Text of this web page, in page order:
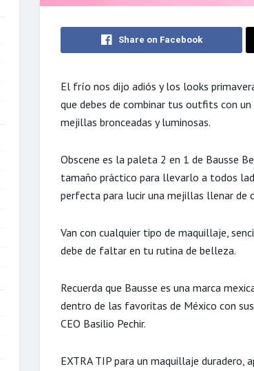
Share on Facebook
El frío nos dijo adiós y los looks
que debes de combinar tus outfits con un
mejillas bronceadas y luminosas.
Obscene es la paleta 2 en 1 de Bausse
tamaño práctico para llevarlo a todos
perfecta para lucir una mejillas llenar de
Van con cualquier tipo de maquillaje,
debe de faltar en tu rutina de belleza.
Recuerda que Bausse es una marca
dentro de las favoritas de México con
CEO Basilio Pechir.
EXTRA TIP para un maquillaje duradero,